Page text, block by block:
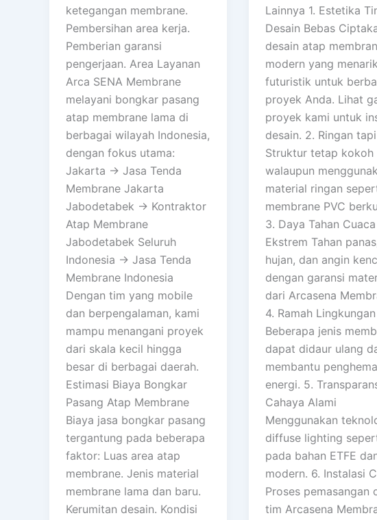
ketegangan membrane.
Pembersihan area kerja.
Pemberian garansi
pengerjaan. Area Layanan
Arca SENA Membrane
melayani bongkar pasang
atap membrane lama di
berbagai wilayah Indonesia,
dengan fokus utama:
Jakarta → Jasa Tenda
Membrane Jakarta
Jabodetabek → Kontraktor
Atap Membrane
Jabodetabek Seluruh
Indonesia → Jasa Tenda
Membrane Indonesia
Dengan tim yang mobile
dan berpengalaman, kami
mampu menangani proyek
dari skala kecil hingga
besar di berbagai daerah.
Estimasi Biaya Bongkar
Pasang Atap Membrane
Biaya jasa bongkar pasang
tergantung pada beberapa
faktor: Luas area atap
membrane. Jenis material
membrane lama dan baru.
Kerumitan desain. Kondisi
Lainnya 1. Estetika
Desain Bebas
desain atap
modern yang
futuristik untuk
proyek Anda. Lihat
proyek kami untuk
desain. 2. Ringan
Struktur tetap kokoh
walaupun
material ringan
membrane PVC
3. Daya Tahan Cuaca
Ekstrem Tahan
hujan, dan angin
dengan garansi
dari Arcasena
4. Ramah Lingkungan
Beberapa jenis
dapat didaur ulang
membantu
energi. 5.
Cahaya Alami
Menggunakan
diffuse lighting
pada bahan ETFE
modern. 6. Instalasi
Proses pemasangan
tim Arcasena